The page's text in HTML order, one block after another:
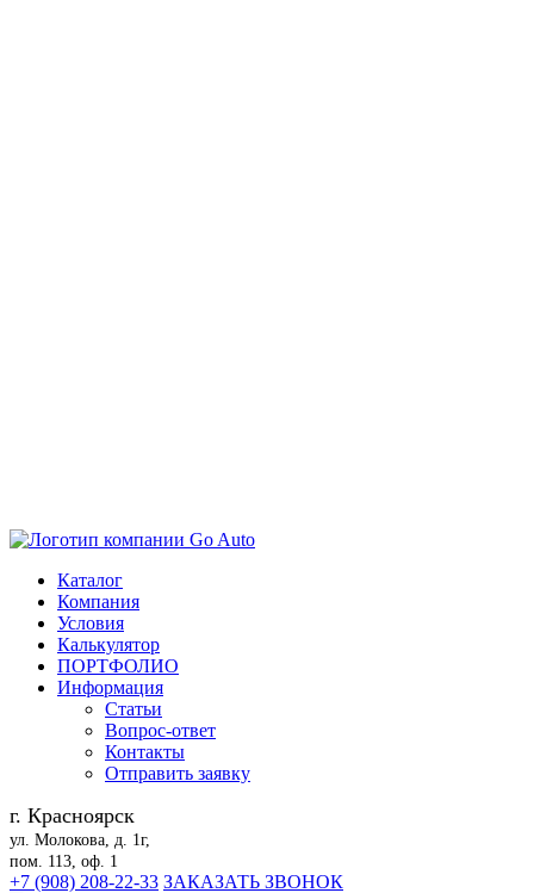
Каталог
Компания
Условия
Калькулятор
ПОРТФОЛИО
Информация
Статьи
Вопрос-ответ
Контакты
Отправить заявку
г. Красноярск
ул. Молокова, д. 1г,
пом. 113, оф. 1
+7 (908) 208-22-33 ЗАКАЗАТЬ ЗВОНОК